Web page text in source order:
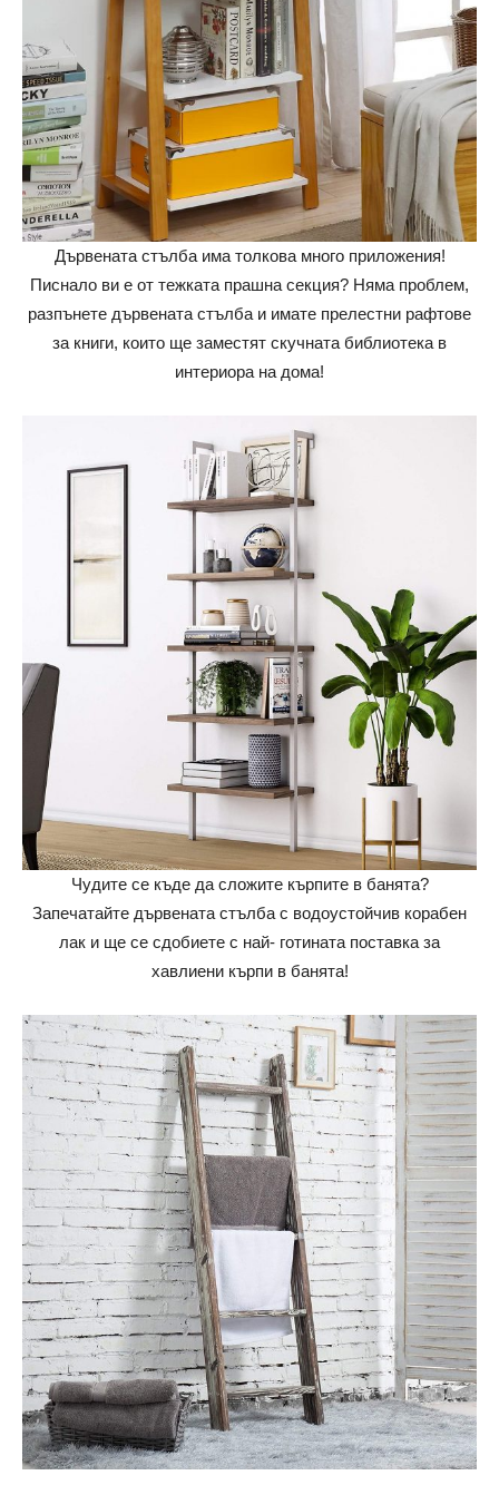
Дървената стълба има толкова много приложения!
Писнало ви е от тежката прашна секция? Няма проблем,
разпънете дървената стълба и имате прелестни рафтове
за книги, които ще заместят скучната библиотека в
интериора на дома!
Чудите се къде да сложите кърпите в банята?
Запечатайте дървената стълба с водоустойчив корабен
лак и ще се сдобиете с най- готината поставка за
хавлиени кърпи в банята!